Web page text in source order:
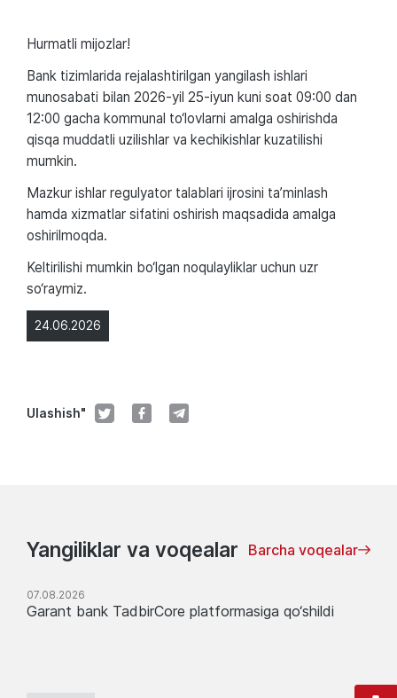
24.06.2026
Ulashish"
Hurmatli mijozlar!
Bank tizimlarida rejalashtirilgan yangilash ishlari
munosabati bilan 2026-yil 25-iyun kuni soat 09:00 dan
12:00 gacha kommunal to‘lovlarni amalga oshirishda
qisqa muddatli uzilishlar va kechikishlar kuzatilishi
mumkin.
Mazkur ishlar regulyator talablari ijrosini ta’minlash
hamda xizmatlar sifatini oshirish maqsadida amalga
oshirilmoqda.
Keltirilishi mumkin bo‘lgan noqulayliklar uchun uzr
so‘raymiz.
Yangiliklar va voqealar Barcha voqealar
07.08.2026
Garant bank TadbirCore platformasiga qo‘shildi